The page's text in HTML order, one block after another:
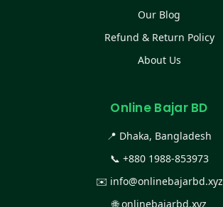
Our Blog
Refund & Return Policy
About Us
Online Bajar BD
📍 Dhaka, Bangladesh
📞 +880 1988-853973
✉️ info@onlinebajarbd.xyz
🌐onlinebajarbd.xyz